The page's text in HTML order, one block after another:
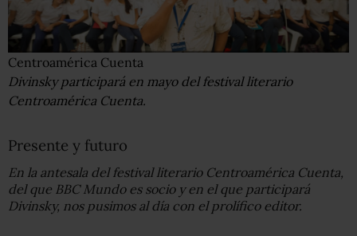
Centroamérica Cuenta
Divinsky participará en mayo del festival literario
Centroamérica Cuenta.
Presente y futuro
En la antesala del festival literario Centroamérica Cuenta,
del que BBC Mundo es socio y en el que participará
Divinsky, nos pusimos al día con el prolífico editor.